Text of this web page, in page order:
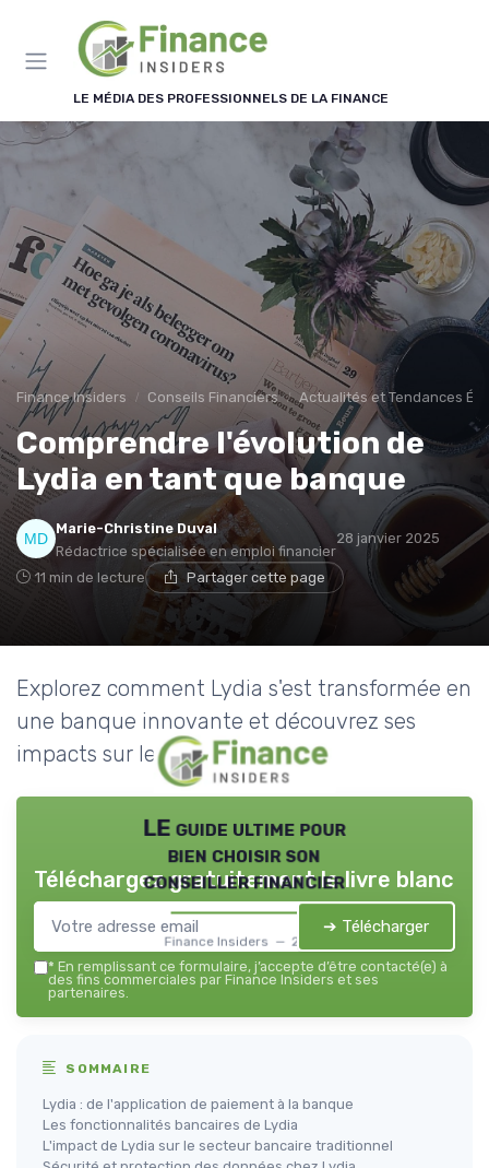
LE MÉDIA DES PROFESSIONNELS DE LA FINANCE
Finance Insiders Conseils Financiers Actualités et Tendances
Comprendre l'évolution de
Lydia en tant que banque
Marie-Christine Duval
Rédactrice spécialisée en emploi financier
28 janvier 2025
11 min de lecture Partager cette page
Explorez comment Lydia s'est transformée en
une banque innovante et découvrez ses
impacts sur le secteur financier.
LE guide ultime pour
bien choisir son
conseiller financier
Finance Insiders — 2026
Téléchargez gratuitement le livre blanc
➔ Télécharger
* En remplissant ce formulaire, j’accepte d’être contacté(e) à
des fins commerciales par Finance Insiders et ses
partenaires.
SOMMAIRE
Lydia : de l'application de paiement à la banque
Les fonctionnalités bancaires de Lydia
L'impact de Lydia sur le secteur bancaire traditionnel